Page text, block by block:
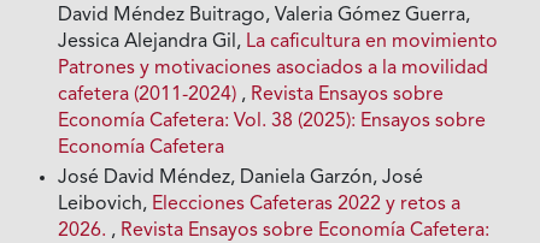
David Méndez Buitrago, Valeria Gómez Guerra,
Jessica Alejandra Gil, La caficultura en movimiento
Patrones y motivaciones asociados a la movilidad
cafetera (2011-2024) , Revista Ensayos sobre
Economía Cafetera: Vol. 38 (2025): Ensayos sobre
Economía Cafetera
José David Méndez, Daniela Garzón, José
Leibovich, Elecciones Cafeteras 2022 y retos a
2026. , Revista Ensayos sobre Economía Cafetera: